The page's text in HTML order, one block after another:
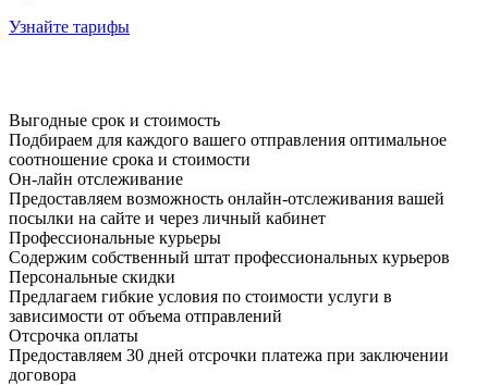
Узнайте тарифы
Выгодные срок и стоимость
Подбираем для каждого вашего отправления оптимальное
соотношение срока и стоимости
Он-лайн отслеживание
Предоставляем возможность онлайн-отслеживания вашей
посылки на сайте и через личный кабинет
Профессиональные курьеры
Содержим собственный штат профессиональных курьеров
Персональные скидки
Предлагаем гибкие условия по стоимости услуги в
зависимости от объема отправлений
Отсрочка оплаты
Предоставляем 30 дней отсрочки платежа при заключении
договора